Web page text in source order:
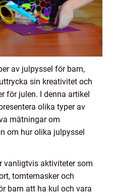
av julpyssel för barn,
sin kreativitet och
för julen. I denna artikel
olika typer av
mätningar om
om hur olika julpyssel
vanligtvis aktiviteter som
tomtemasker och
barn att ha kul och vara